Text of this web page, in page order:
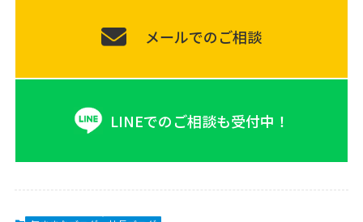
メールでのご相談
LINEでのご相談も受付中！